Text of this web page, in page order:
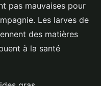
pas mauvaises pour
Les larves de
des matières
à la santé